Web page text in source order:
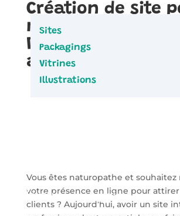
Sites
Packagings
Vitrines
Illustrations
 Télécharger le guide
Création de site
naturopathe :
Développez votre
activité en ligne
Vous êtes naturopathe et
votre présence en ligne pour
clients ? Aujourd’hui, avoir un site